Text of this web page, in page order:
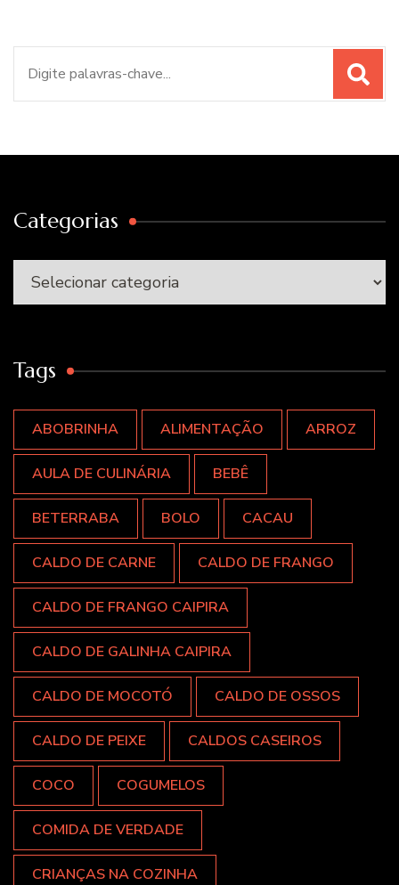
Categorias
Categorias
Tags
ABOBRINHA ALIMENTAÇÃO ARROZ
AULA DE CULINÁRIA BEBÊ
BETERRABA BOLO CACAU
CALDO DE CARNE CALDO DE FRANGO
CALDO DE FRANGO CAIPIRA
CALDO DE GALINHA CAIPIRA
CALDO DE MOCOTÓ CALDO DE OSSOS
CALDO DE PEIXE CALDOS CASEIROS
COCO COGUMELOS
COMIDA DE VERDADE
CRIANÇAS NA COZINHA